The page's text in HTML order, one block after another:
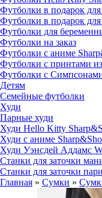
Футболки в подарок
Футболки в подарок
Футболки для
Футболки на заказ
Футболки с аниме
Футболки с принтами
Футболки с
Детям
Семейные футболки
Худи
Парные худи
Худи Hello Kitty
Худи с аниме
Худи Уэнсдей Аддамс
Станки для заточки
Станки для заточки
Главная » Сумки »